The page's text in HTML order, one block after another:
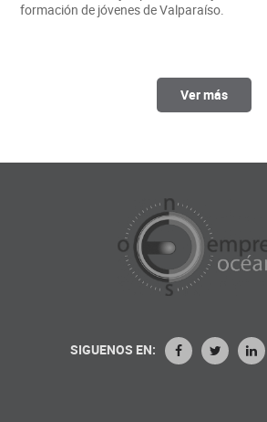
formación de jóvenes de Valparaíso.
Ver más
SIGUENOS EN: